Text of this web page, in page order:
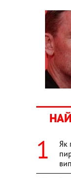
Як